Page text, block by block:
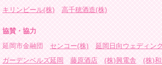
キリンビール(株)
高千穂酒造(株)
協賛・協力
延岡市金融団
センコー(株) 延岡日向ウェディン
ガーデンベルズ延岡
藤原酒店 (株)興電舎 (株)